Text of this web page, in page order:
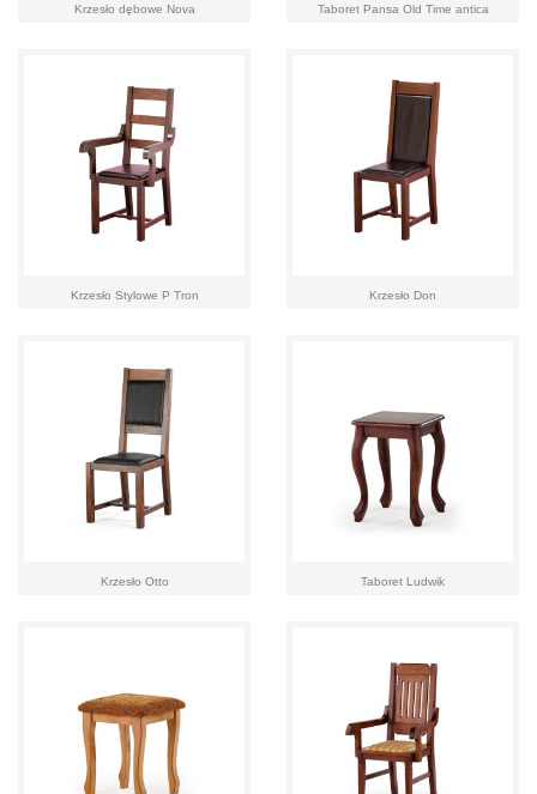
Krzesło dębowe Nova Taboret Pansa Old Time antica
Krzesło Stylowe P Tron Krzesło Don
Krzesło Otto Taboret Ludwik